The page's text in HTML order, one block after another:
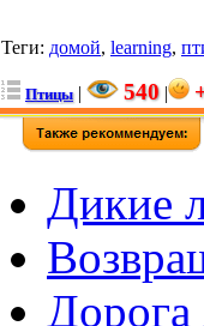
Теги: домой, learning,
Птицы| 540 |
Дикие